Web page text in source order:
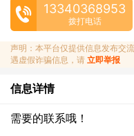
13340368953
拨打电话
声明：本平台仅提供信息发布交
遇虚假诈骗信息，请 立即举报
信息详情
需要的联系哦！